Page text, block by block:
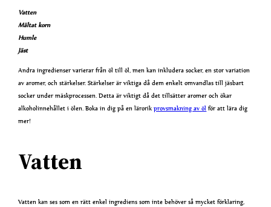
Vatten
Mältat korn
Humle
Jäst
Andra ingredienser varierar från öl till öl, men kan inkludera socker, en stor variation
av aromer, och stärkelser. Stärkelser är viktiga då dem enkelt omvandlas till jäsbart
socker under mäskprocessen. Detta är viktigt då det tillsätter aromer och ökar
alkoholinnehållet i ölen. Boka in dig på en lärorikprovsmakning av öl för att lära dig
mer!
Vatten
Vatten kan ses som en rätt enkel ingrediens som inte behöver så mycket förklaring,